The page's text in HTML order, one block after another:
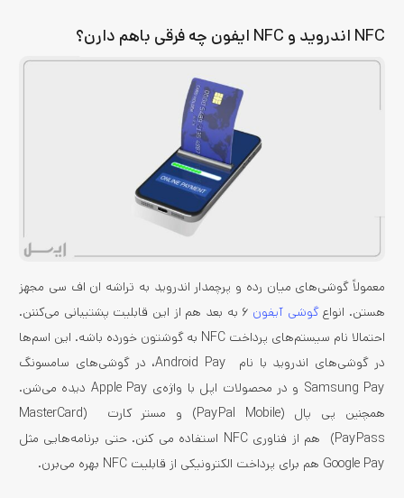
NFC اندروید و NFC ایفون چه فرقی باهم دارن؟
معمولاً گوشی‌های میان رده و پرچمدار اندروید به تراشه ان اف سی مجهز
هستن. انواعگوشی‌ آیفون
۶ به بعد هم از این قابلیت پشتیبانی می‌کننن.
احتمالا نام سیستم‌های پرداخت NFC به گوشتون خورده باشه. این اسم‌ها
در گوشی‌های اندروید با نام Android Pay، در گوشی‌های سامسونگ
Samsung Pay و در محصولات اپل با واژه‌ی Apple Pay دیده می‌شن.
همچنین پی پال (PayPal Mobile) و مستر کارت (MasterCard
PayPass) هم از فناوری NFC استفاده می کنن. حتی برنامه‌هایی مثل
Google Pay هم برای پرداخت الکترونیکی از قابلیت NFC بهره می‌برن.